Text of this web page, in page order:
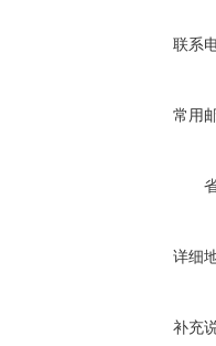
联系
常用
详细
补充